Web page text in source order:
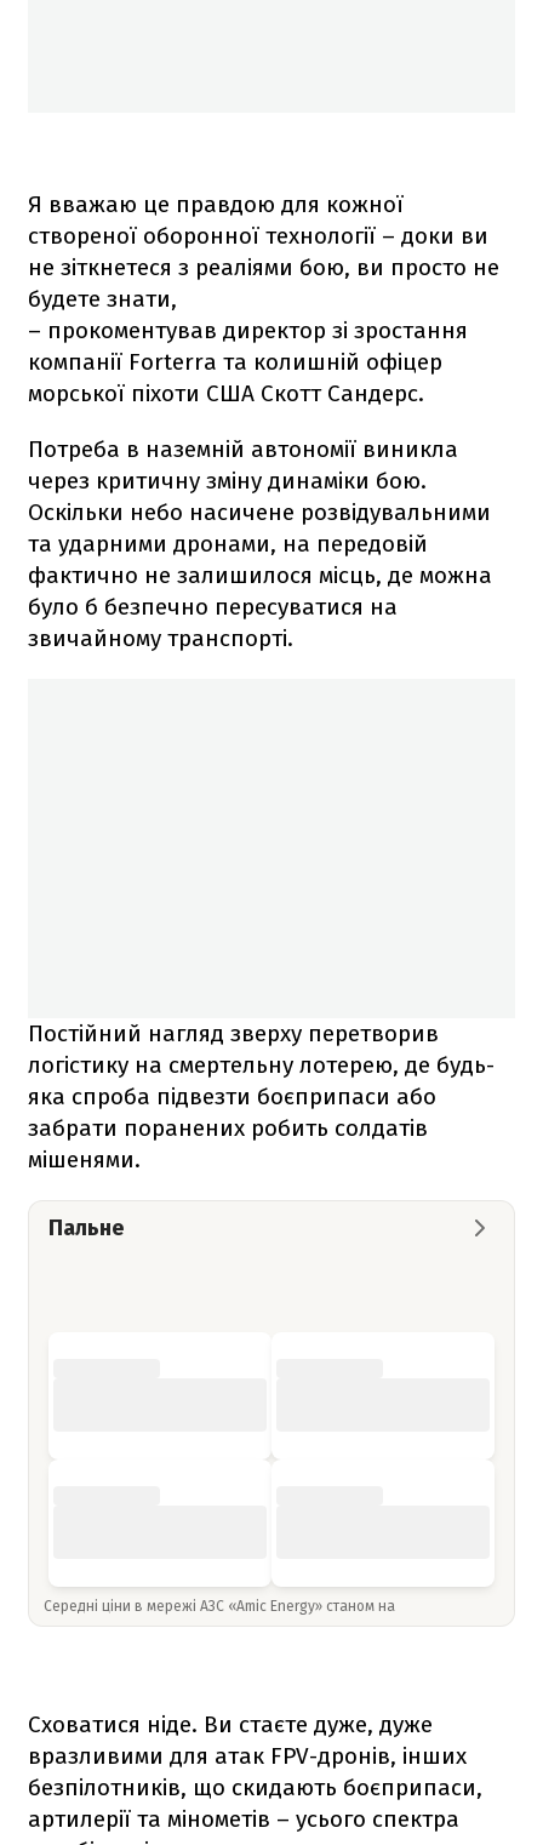
Я вважаю це правдою для кожної
створеної оборонної технології – доки ви
не зіткнетеся з реаліями бою, ви просто не
будете знати,
– прокоментував директор зі зростання
компанії Forterra та колишній офіцер
морської піхоти США Скотт Сандерс.
Потреба в наземній автономії виникла
через критичну зміну динаміки бою.
Оскільки небо насичене розвідувальними
та ударними дронами, на передовій
фактично не залишилося місць, де можна
було б безпечно пересуватися на
звичайному транспорті.
Постійний нагляд зверху перетворив
логістику на смертельну лотерею, де будь-
яка спроба підвезти боєприпаси або
забрати поранених робить солдатів
мішенями.
Пальне
Середні ціни в мережі АЗС «Amic Energy» станом на
Сховатися ніде. Ви стаєте дуже, дуже
вразливими для атак FPV-дронів, інших
безпілотників, що скидають боєприпаси,
артилерії та мінометів – усього спектра